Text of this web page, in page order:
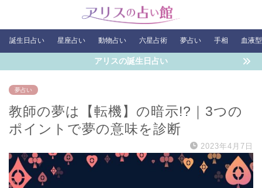
誕生日占い 星座占い 動物占い 六星占術 夢占い 手相 血液
アリスの誕生日占い
夢占い
教師の夢は【転機】の暗示!?｜3つの
ポイントで夢の意味を診断
2023年4月7日